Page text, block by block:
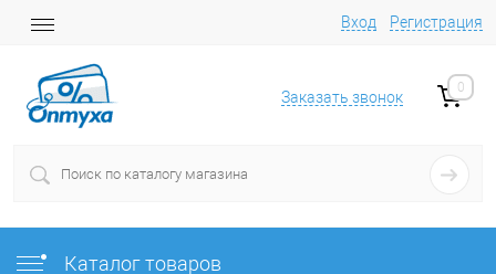
Вход Регистрация
Заказать звонок
0
Каталог товаров